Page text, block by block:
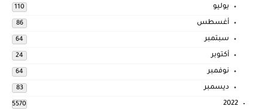
يوليو 110
أغسطس 86
سبتمبر 64
أكتوبر 24
نوفمبر 64
ديسمبر 83
2022
5570